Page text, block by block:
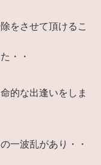
をさせて頂けるこ
・・
的な出逢いをしま
一波乱があり・・